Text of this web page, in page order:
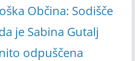
Občina: Sodišče
je Sabina Gutalj
odpuščena